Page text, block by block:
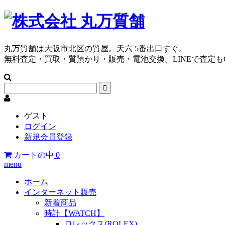
丸万質舗は大阪市北区の質屋。天六 5番出口すぐ。
無料査定・買取・質預かり・販売・電池交換。LINEで査定
ゲスト
ログイン
新規会員登録
カートの中 0
menu
ホーム
インターネット販売
新着商品
時計【WATCH】